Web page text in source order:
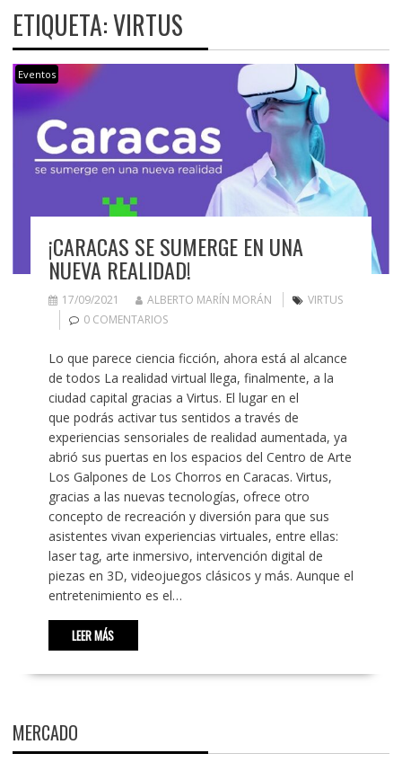
ETIQUETA:VIRTUS
Eventos
¡CARACAS SE SUMERGE EN UNA
NUEVA REALIDAD!
17/09/2021 ALBERTO MARÍN MORÁN
VIRTUS
0 COMENTARIOS
Lo que parece ciencia ficción, ahora está al alcance
de todos La realidad virtual llega, finalmente, a la
ciudad capital gracias a Virtus. El lugar en el
que podrás activar tus sentidos a través de
experiencias sensoriales de realidad aumentada, ya
abrió sus puertas en los espacios del Centro de Arte
Los Galpones de Los Chorros en Caracas. Virtus,
gracias a las nuevas tecnologías, ofrece otro
concepto de recreación y diversión para que sus
asistentes vivan experiencias virtuales, entre ellas:
laser tag, arte inmersivo, intervención digital de
piezas en 3D, videojuegos clásicos y más. Aunque el
entretenimiento es el…
LEER MÁS
MERCADO